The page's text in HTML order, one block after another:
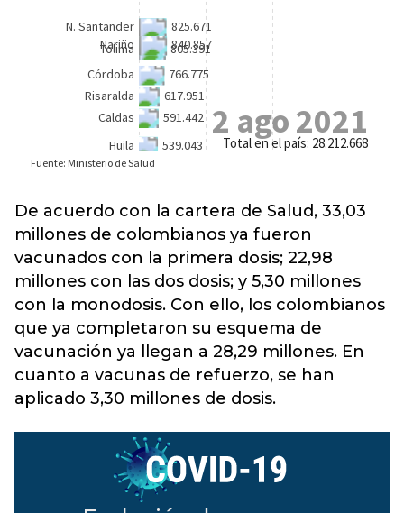
De acuerdo con la cartera de Salud, 33,03
millones de colombianos ya fueron
vacunados con la primera dosis; 22,98
millones con las dos dosis; y 5,30 millones
con la monodosis. Con ello, los colombianos
que ya completaron su esquema de
vacunación ya llegan a 28,29 millones. En
cuanto a vacunas de refuerzo, se han
aplicado 3,30 millones de dosis.